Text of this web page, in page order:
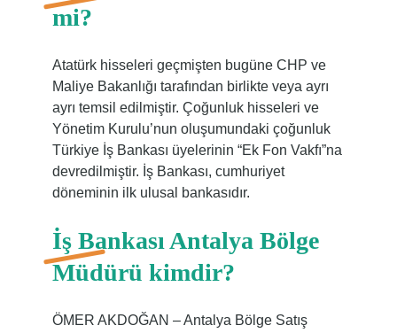
mi?
Atatürk hisseleri geçmişten bugüne CHP ve
Maliye Bakanlığı tarafından birlikte veya ayrı
ayrı temsil edilmiştir. Çoğunluk hisseleri ve
Yönetim Kurulu’nun oluşumundaki çoğunluk
Türkiye İş Bankası üyelerinin “Ek Fon Vakfı”na
devredilmiştir. İş Bankası, cumhuriyet
döneminin ilk ulusal bankasıdır.
İş Bankası Antalya Bölge
Müdürü kimdir?
ÖMER AKDOĞAN – Antalya Bölge Satış